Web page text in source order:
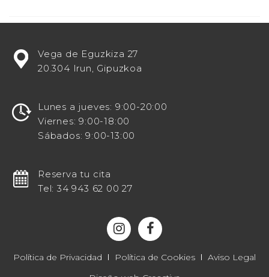
buscando
potenciar
en
destacado
centro
Vega de Eguzkiza 27
20.304 Irun, Gipuzkoa
Lunes a jueves: 9:00-20:00
Viernes: 9:00-18:00
Sábados: 9:00-13:00
Reserva tu cita
Tel: 34 943 62 00 27
Política de Privacidad Política de Cookies
Aviso Legal